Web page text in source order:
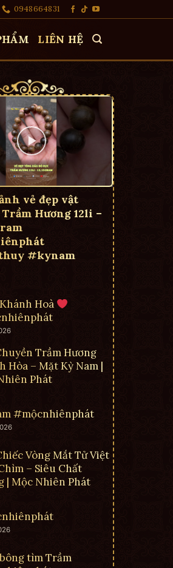
0948664831
LIÊN HỆ
vẻ đẹp vật
Hương 12li –
#kynam
Hoà
Trầm Hương
Hòa – Mặt Kỳ Nam |
Phát
#mộcnhiênphát
Vòng Mắt Tử Việt
– Siêu Chất
| Mộc Nhiên Phát
tìm Trầm